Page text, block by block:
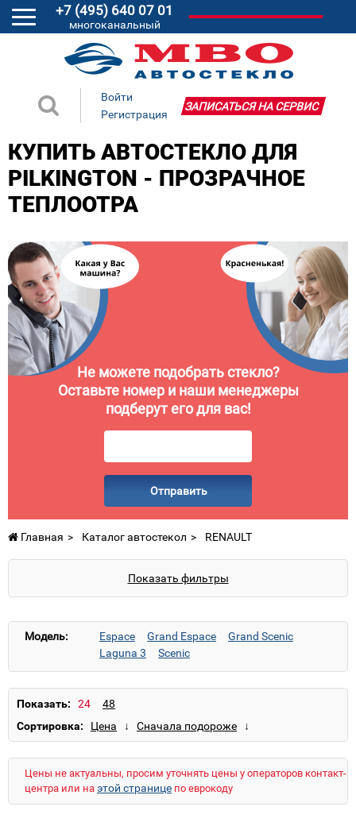
+7 (495) 640 07 01
многоканальный
Войти
Регистрация
ЗАПИСАТЬСЯ НА СЕРВИС
КУПИТЬ АВТОСТЕКЛО ДЛЯ
PILKINGTON - ПРОЗРАЧНОЕ
ТЕПЛООТРА
Не можете подобрать стекло?
Оставьте номер и наши менеджеры
подберут его для вас!
Отправить
Главная Каталог автостекол RENAULT
Показать фильтры
Модель: Espace Grand Espace
Grand Scenic
Laguna 3
Scenic
Показать:
Сортировка:
Цены не актуальны, просим уточнять цены у операторов контакт-
центра или на этой странице по еврокоду